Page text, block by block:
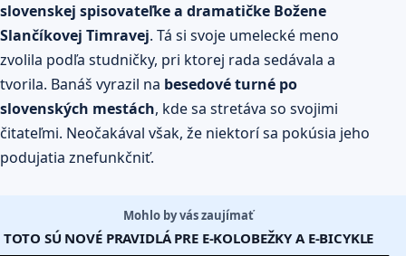
slovenskej spisovateľke a dramatičke Božene
Slančíkovej Timravej. Tá si svoje umelecké meno
zvolila podľa studničky, pri ktorej rada sedávala a
tvorila. Banáš vyrazil na besedové turné po
slovenských mestách, kde sa stretáva so svojimi
čitateľmi. Neočakával však, že niektorí sa pokúsia jeho
podujatia znefunkčniť.
Mohlo by vás zaujímať
TOTO SÚ NOVÉ PRAVIDLÁ PRE E-KOLOBEŽKY A E-BICYKLE